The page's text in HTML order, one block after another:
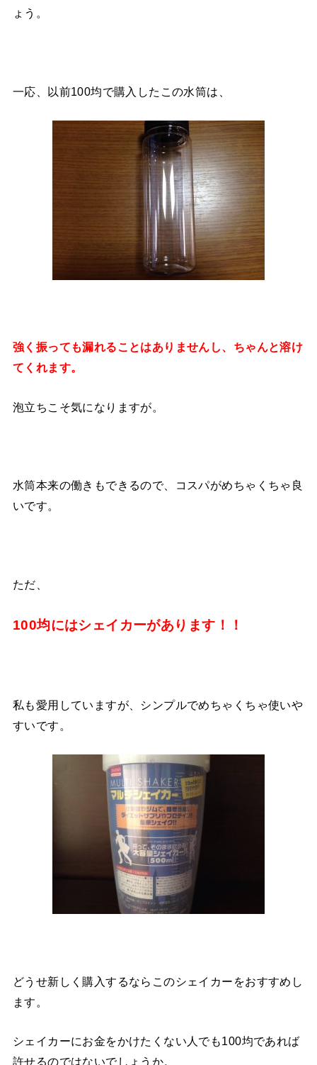
ょう。
一応、以前100均で購入したこの水筒は、
強く振っても漏れることはありません し、
ちゃんと溶け
てくれます。
泡立ちこそ気になりますが。
水筒本来の働きもできるので、コスパがめちゃくちゃ良
いです。
ただ、
100均にはシェイカーがあります！！
私も愛用していますが、シンプルでめちゃくちゃ使いや
すいです。
どうせ新しく購入するならこのシェイカーをおすすめし
ます。
シェイカーにお金をかけたくない人でも100均であれば
許せるのではないでしょうか。